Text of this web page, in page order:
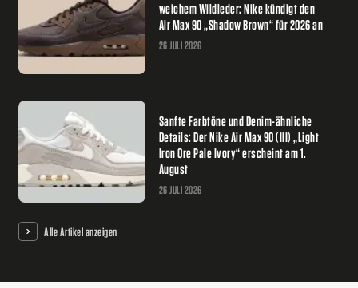
weichem Wildleder: Nike kündigt den
Air Max 90 „Shadow Brown“ für 2026 an
26 JULI 2026
Sanfte Farbtöne und Denim-ähnliche
Details: Der Nike Air Max 90 (III) „Light
Iron Ore Pale Ivory“ erscheint am 1.
August
26 JULI 2026
Alle Artikel anzeigen